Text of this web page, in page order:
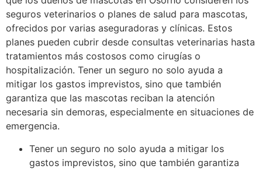
seguros veterinarios o planes de salud para mascotas,
ofrecidos por varias aseguradoras y clínicas. Estos
planes pueden cubrir desde consultas veterinarias hasta
tratamientos más costosos como cirugías o
hospitalización. Tener un seguro no solo ayuda a
mitigar los gastos imprevistos, sino que también
garantiza que las mascotas reciban la atención
necesaria sin demoras, especialmente en situaciones de
emergencia.
Tener un seguro no solo ayuda a mitigar los
gastos imprevistos, sino que también garantiza